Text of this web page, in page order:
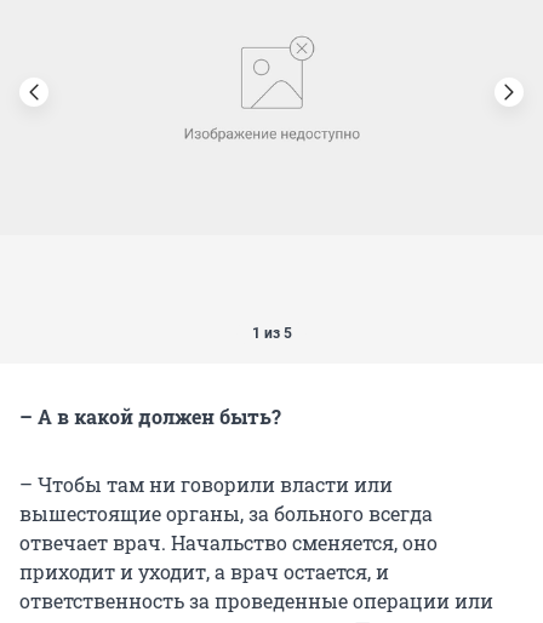
1 из 5
– А в какой должен быть?
– Чтобы там ни говорили власти или
вышестоящие органы, за больного всегда
отвечает врач. Начальство сменяется, оно
приходит и уходит, а врач остается, и
ответственность за проведенные операции или